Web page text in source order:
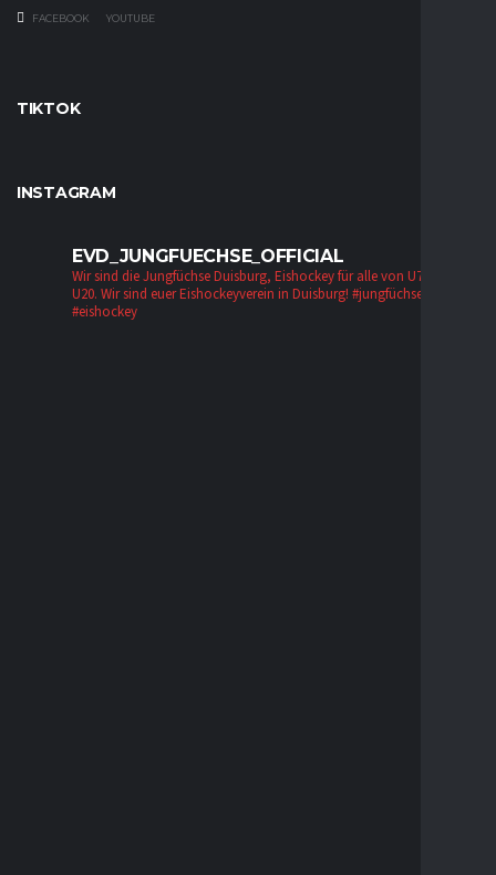
FACEBOOK YOUTUBE
TIKTOK
INSTAGRAM
EVD_JUNGFUECHSE_OFFICIAL
Wir sind die Jungfüchse Duisburg, Eishockey für alle von U7 bis zur
U20. Wir sind euer Eishockeyverein in Duisburg! #jungfüchse #evd
#eishockey